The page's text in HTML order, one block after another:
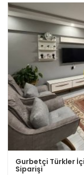
Gurbetçi Türkler
Siparişi